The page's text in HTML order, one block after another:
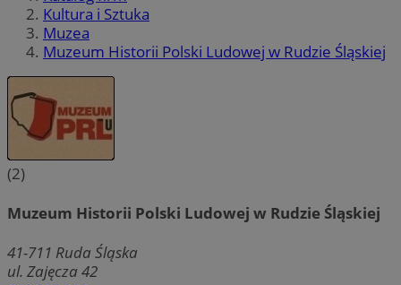
Kultura i Sztuka
Muzea
Muzeum Historii Polski Ludowej w Rudzie Śląskiej
(2)
Muzeum Historii Polski Ludowej w Rudzie Śląskiej
41-711 Ruda Śląska
ul. Zajęcza 42